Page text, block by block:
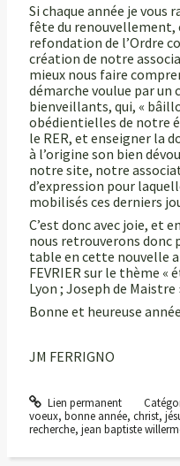
Si chaque année je vous
fête du renouvellement,
refondation de l’Ordre
création de notre
mieux nous faire
démarche voulue par
bienveillants, qui, «
obédientielles de notre
le RER, et enseigner la
à l’origine son bien
notre site, notre
d’expression pour
mobilisés ces derniers
C’est donc avec joie, et
nous retrouverons donc
table en cette nouvelle
FEVRIER sur le thème «
Lyon ; Joseph de Maistre
Bonne et heureuse
JM FERRIGNO
Lien permanent
voeux, bonne année, christ,
recherche, jean baptiste